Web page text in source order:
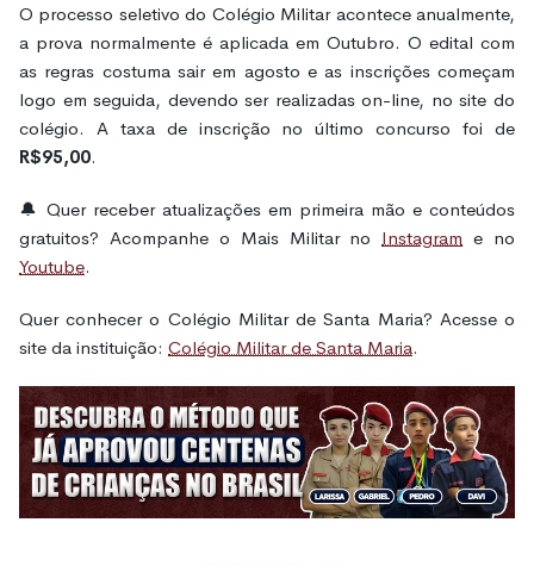
O processo seletivo do Colégio Militar acontece anualmente,
a prova normalmente é aplicada em Outubro. O edital com
as regras costuma sair em agosto e as inscrições começam
logo em seguida, devendo ser realizadas on-line, no site do
colégio. A taxa de inscrição no último concurso foi de
R$95,00.
🔔 Quer receber atualizações em primeira mão e conteúdos
gratuitos? Acompanhe o Mais Militar no Instagram e no
Youtube.
Quer conhecer o Colégio Militar de Santa Maria? Acesse o
site da instituição: Colégio Militar de Santa Maria.